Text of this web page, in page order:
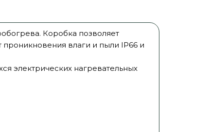
Коробка позволяет
влаги и пыли IP66 и
электрических нагревательных